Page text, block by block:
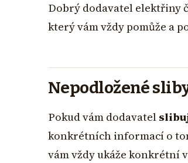
Dobrý dodavatel elektřiny
který vám vždy pomůže a
Nepodložené
Pokud vám dodavatel
konkrétních informací o
vám vždy ukáže konkrétní